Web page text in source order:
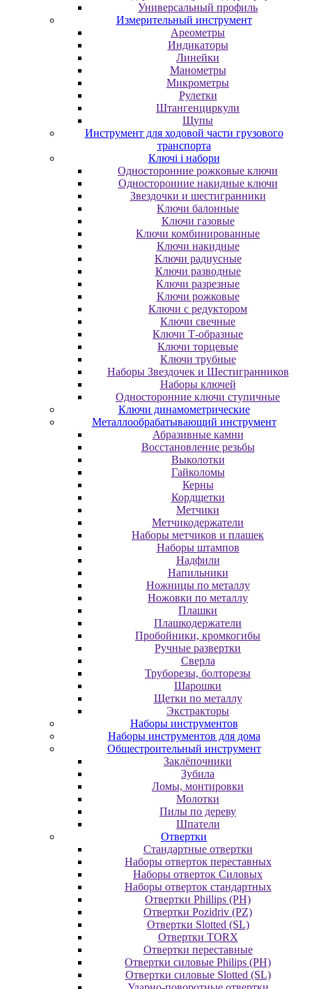
Универсальный профиль
Измерительный инструмент
Ареометры
Индикаторы
Линейки
Манометры
Микрометры
Рулетки
Штангенциркули
Щупы
Инструмент для ходовой части грузового
транспорта
Ключі і набори
Oднocтopoнниe poжкoвыe ключи
Oднocтopoнниe нaкидныe ключи
Звездочки и шестигранники
Ключи балонные
Ключи газовые
Ключи комбинированные
Ключи накидные
Ключи радиусные
Ключи разводные
Ключи разрезные
Ключи рожковые
Ключи с редуктором
Ключи свечные
Ключи Т-образные
Ключи торцевые
Ключи трубные
Наборы Звездочек и Шестигранников
Наборы ключей
Односторонние ключи ступичные
Ключи динамометрические
Металлообрабатывающий инструмент
Абразивные камни
Восстановление резьбы
Выколотки
Гайколомы
Керны
Кордщетки
Метчики
Метчикодержатели
Наборы метчиков и плашек
Наборы штампов
Надфили
Напильники
Ножницы по металлу
Ножовки по металлу
Плашки
Плашкодержатели
Пробойники, кромкогибы
Ручные развертки
Сверла
Труборезы, болторезы
Шарошки
Щетки по металлу
Экcтpaктopы
Наборы инструментов
Наборы инструментов для дома
Общестроительный инструмент
Заклёпочники
Зубила
Ломы, монтировки
Молотки
Пилы по дереву
Шпатели
Отвертки
Cтандартные отвертки
Наборы отверток переставных
Наборы отверток Силовых
Наборы отверток стандартных
Отвертки Phillips (PH)
Отвертки Pozidriv (PZ)
Отвертки Slotted (SL)
Отвертки TORX
Отвертки переставные
Отвертки силовые Philips (PH)
Отвертки силовые Slotted (SL)